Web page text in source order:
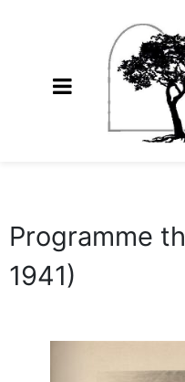
Programme
1941)